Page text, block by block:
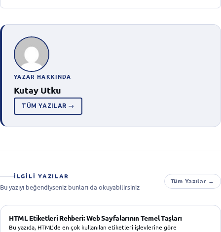
YAZAR HAKKINDA
Kutay Utku
TÜM YAZILAR →
İLGILI YAZILAR
Bu yazıyı beğendiyseniz bunları da okuyabilirsiniz
Tüm Yazılar →
WEB TASARIM
HTML Etiketleri Rehberi: Web Sayfalarının Temel Taşları
Bu yazıda, HTML’de en çok kullanılan etiketleri işlevlerine göre